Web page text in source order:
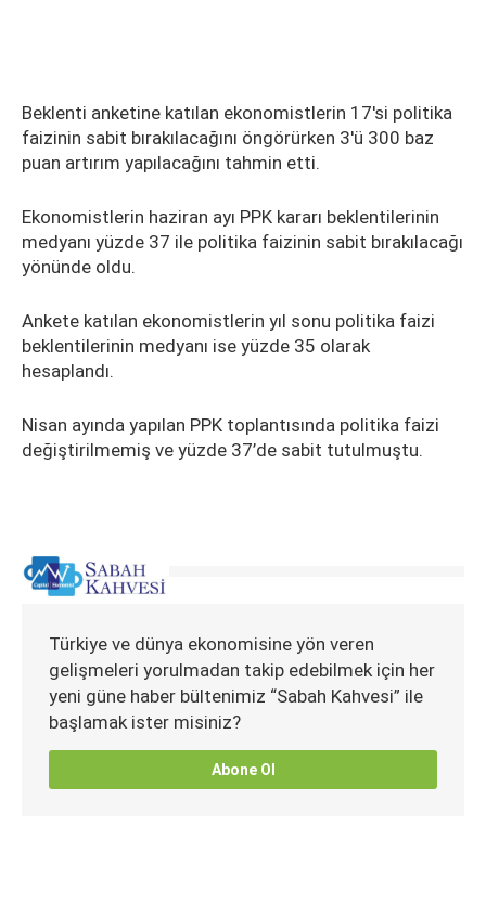
Beklenti anketine katılan ekonomistlerin 17'si politika
faizinin sabit bırakılacağını öngörürken 3'ü 300 baz
puan artırım yapılacağını tahmin etti.
Ekonomistlerin haziran ayı PPK kararı beklentilerinin
medyanı yüzde 37 ile politika faizinin sabit bırakılacağı
yönünde oldu.
Ankete katılan ekonomistlerin yıl sonu politika faizi
beklentilerinin medyanı ise yüzde 35 olarak
hesaplandı.
Nisan ayında yapılan PPK toplantısında politika faizi
değiştirilmemiş ve yüzde 37’de sabit tutulmuştu.
Türkiye ve dünya ekonomisine yön veren
gelişmeleri yorulmadan takip edebilmek için her
yeni güne haber bültenimiz “Sabah Kahvesi” ile
başlamak ister misiniz?
Abone Ol